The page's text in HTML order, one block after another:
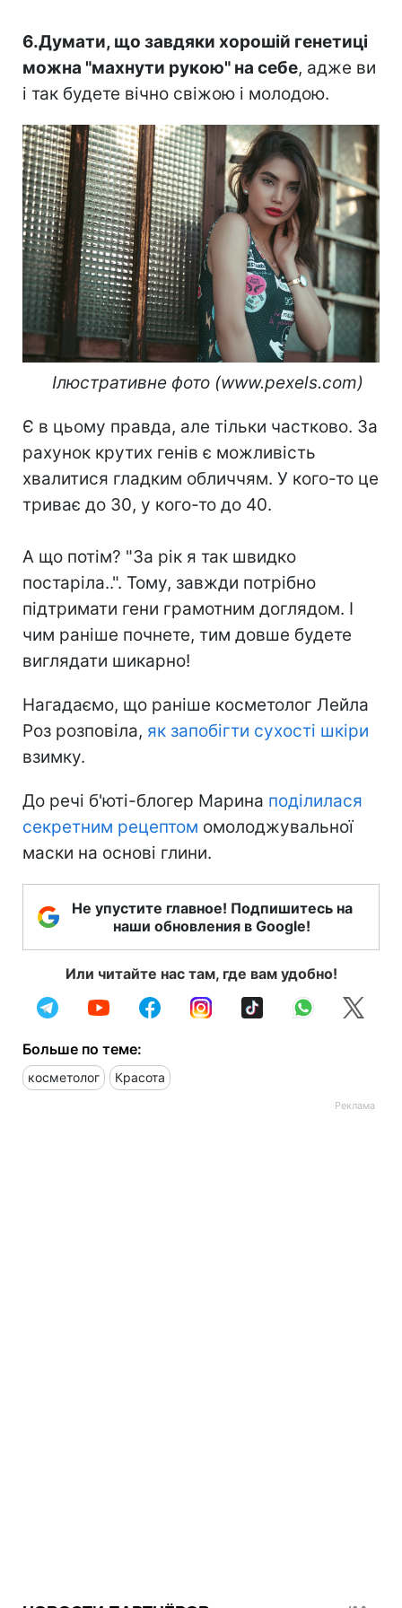
6.Думати, що завдяки хорошій генетиці
можна "махнути рукою" на себе, адже ви
і так будете вічно свіжою і молодою.
⠀Ілюстративне фото (www.pexels.com)
Є в цьому правда, але тільки частково. За
рахунок крутих генів є можливість
хвалитися гладким обличчям. У кого-то це
триває до 30, у кого-то до 40.
А що потім? "За рік я так швидко
постаріла..". Тому, завжди потрібно
підтримати гени грамотним доглядом. І
чим раніше почнете, тим довше будете
виглядати шикарно!
Нагадаємо, що раніше косметолог Лейла
Роз розповіла, як запобігти сухості шкіри
взимку.
До речі б'юті-блогер Марина поділилася
секретним рецептом омолоджувальної
маски на основі глини.
Не упустите главное! Подпишитесь на
наши обновления в Google!
Или читайте нас там, где вам удобно!
Больше по теме:
косметолог Красота